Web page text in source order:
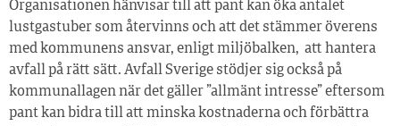
Organisationen hänvisar till att pant kan öka antalet
lustgastuber som återvinns och att det stämmer överens
med kommunens ansvar, enligt miljöbalken, att hantera
avfall på rätt sätt. Avfall Sverige stödjer sig också på
kommunallagen när det gäller ”allmänt intresse” eftersom
pant kan bidra till att minska kostnaderna och förbättra